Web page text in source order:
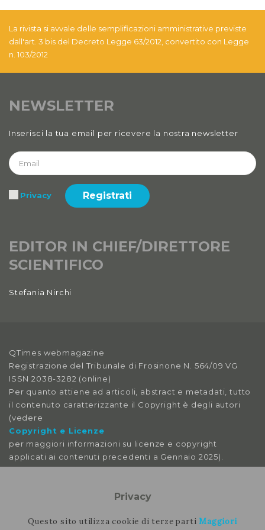
2021
Anno XII, Numero 4
2020
2020 Numero 1 e 2
Anno XI, Numero 4
2019
Anno XI, Numero 3
Anno XI, Numero 2
2019
2019
Anno X, Numero 3
2018
Anno X, Numero 2
2018
Anno X, Numero 1
2018
Anno IX, Numero 3
La rivista si avvale delle semplificazioni amministrative previste
dall'art. 3 bis del Decreto Legge 63/2012, convertito con Legge
n. 103/2012
NEWSLETTER
Inserisci la tua email per ricevere la nostra newsletter
Privacy Registrati
EDITOR IN CHIEF/DIRETTORE
SCIENTIFICO
Stefania Nirchi
QTimes webmagazine
Registrazione del Tribunale di Frosinone N. 564/09 VG
ISSN 2038-3282 (online)
Per quanto attiene ad articoli, abstract e metadati, tutto
il contenuto caratterizzante il Copyright è degli autori
(vedere
Copyright e Licenze
per maggiori informazioni su licenze e copyright
applicati ai contenuti precedenti a Gennaio 2025).
splitshire
Privacy
Questo sito utilizza cookie di terze partiMaggiori